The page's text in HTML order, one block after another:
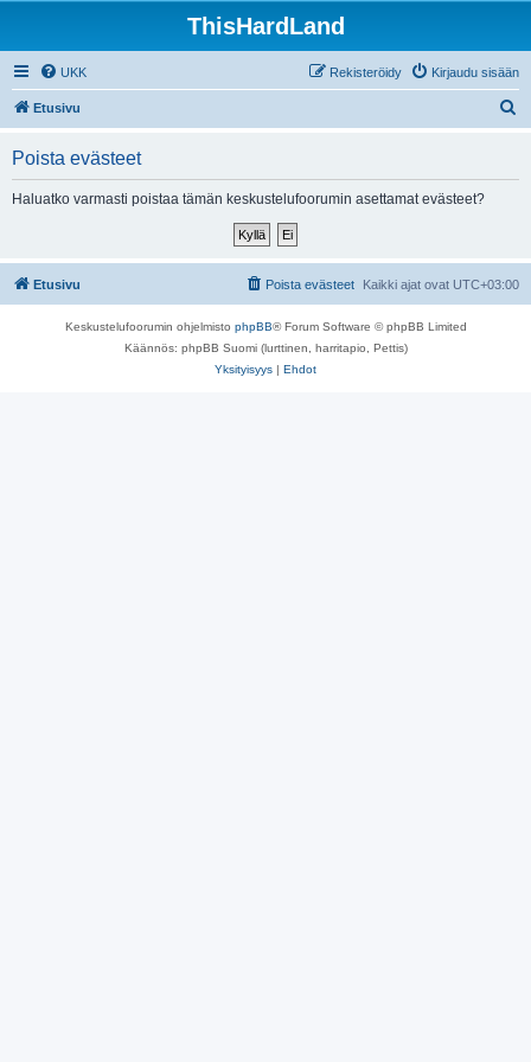
ThisHardLand
UKK Kirjaudu sisään
Rekisteröidy
Etusivu
Poista evästeet
Haluatko varmasti poistaa tämän keskustelufoorumin asettamat evästeet?
Etusivu Kaikki ajat ovat UTC+03:00
Poista evästeet
Keskustelufoorumin ohjelmisto phpBB® Forum Software © phpBB Limited
Käännös: phpBB Suomi (lurttinen, harritapio, Pettis)
Yksityisyys | Ehdot